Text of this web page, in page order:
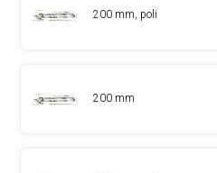
200 mm, poli
200 mm